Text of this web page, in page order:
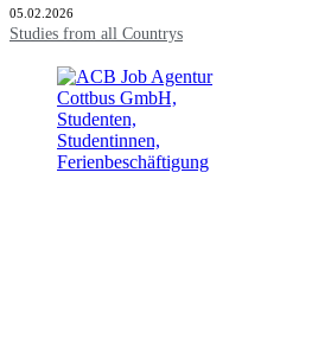
05.02.2026
Studies from all Countrys